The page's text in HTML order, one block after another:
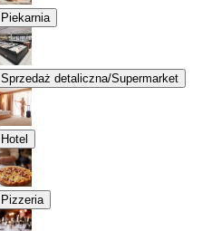
Piekarnia
Sprzedaż detaliczna/Supermarket
Hotel
Pizzeria